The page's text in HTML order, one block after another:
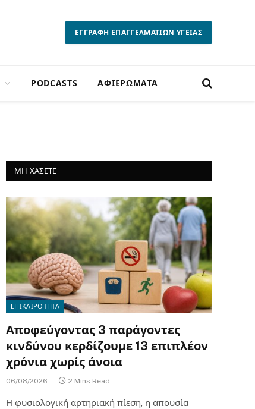
ΕΓΓΡΑΦΗ ΕΠΑΓΓΕΛΜΑΤΙΩΝ ΥΓΕΙΑΣ
PODCASTS ΑΦΙΕΡΩΜΑΤΑ
ΜΗ ΧΑΣΕΤΕ
ΕΠΙΚΑΙΡΟΤΗΤΑ
Αποφεύγοντας 3 παράγοντες
κινδύνου κερδίζουμε 13 επιπλέον
χρόνια χωρίς άνοια
06/08/2026 2 Mins Read
Η φυσιολογική αρτηριακή πίεση, η απουσία